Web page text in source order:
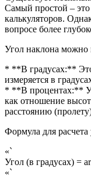
Самый простой –
калькуляторов.
вопросе более
Угол наклона можно
* **В градусах:**
измеряется в
* **В процентах:**
как отношение
расстоянию
Формула для расчета
«`
Угол (в градусах) =
«`